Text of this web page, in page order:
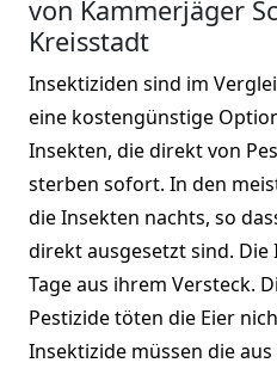
von Kammerjäger
Kreisstadt
Insektiziden sind im
eine kostengünstige
Insekten, die direkt von
sterben sofort. In den
die Insekten nachts, so
direkt ausgesetzt sind.
Tage aus ihrem Versteck.
Pestizide töten die Eier
Insektizide müssen die